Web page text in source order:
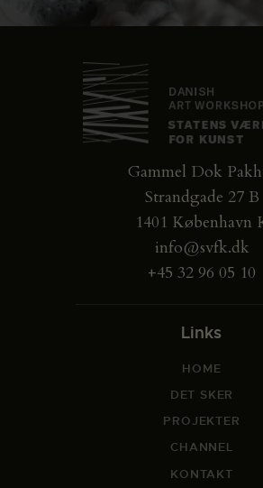
Gammel Dok
Strandgade 27 B
1401 København
info@svfk.dk
+45 32 96 05 10
Links
HOME
DET SKER
PROJEKTER
CHANNEL
KONTAKT